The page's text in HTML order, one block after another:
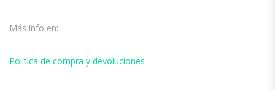
Más info en:
Política de compra y devoluciones